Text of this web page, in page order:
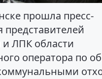
прошла пресс-
ЛПК области
оператора по